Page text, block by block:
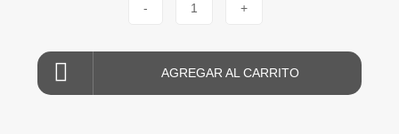
- 1 +
AGREGAR AL CARRITO